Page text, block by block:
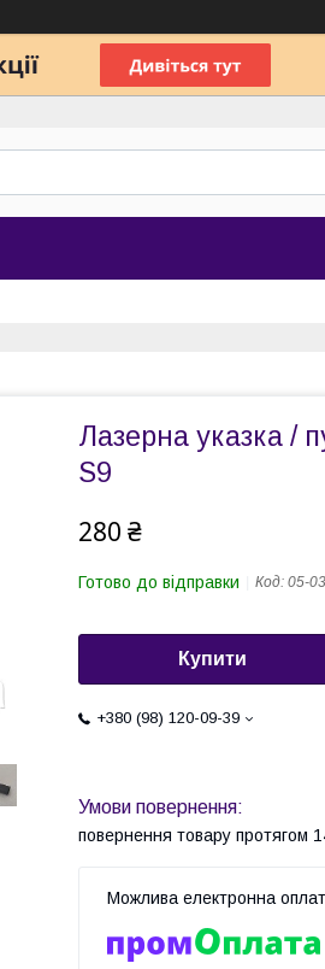
Лазерна указка /
S9
280 ₴
Готово до відправки Код: 05-03
Купити
+380 (98) 120-09-39
повернення товару протягом